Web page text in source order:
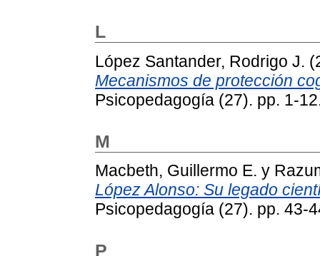
L
López Santander, Rodrigo J.
Mecanismos de protección
Psicopedagogía (27). pp. 1-
M
Macbeth, Guillermo E. y
López Alonso: Su legado
Psicopedagogía (27). pp. 43-
P